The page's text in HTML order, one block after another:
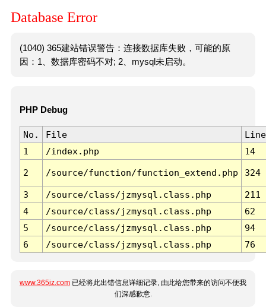
Database Error
(1040) 365建站错误警告：连接数据库失败，可能的原
因：1、数据库密码不对; 2、mysql未启动。
PHP Debug
No. File
Line
1
/index.php 14
2 /source/function/function_extend.php 324
3 /source/class/jzmysql.class.php
211
4
/source/class/jzmysql.class.php
62
5
/source/class/jzmysql.class.php
94
6
/source/class/jzmysql.class.php 76
www.365jz.com 已经将此出错信息详细记录, 由此给您带来的访问不便我
们深感歉意.